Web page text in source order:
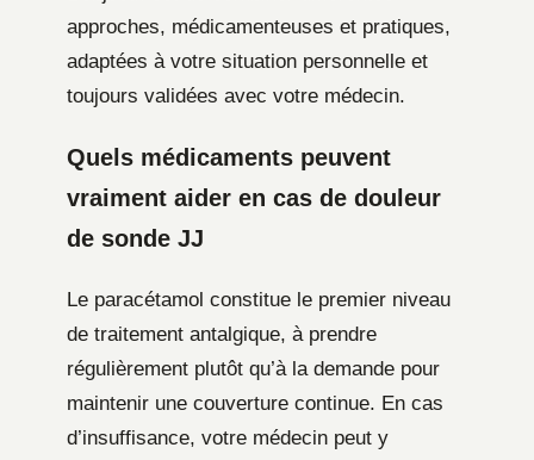
approches, médicamenteuses et pratiques,
adaptées à votre situation personnelle et
toujours validées avec votre médecin.
Quels médicaments peuvent
vraiment aider en cas de douleur
de sonde JJ
Le paracétamol constitue le premier niveau
de traitement antalgique, à prendre
régulièrement plutôt qu’à la demande pour
maintenir une couverture continue. En cas
d’insuffisance, votre médecin peut y